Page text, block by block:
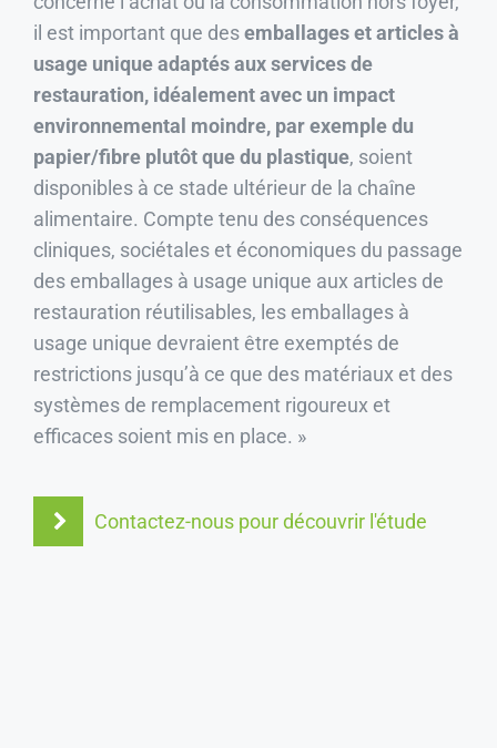
il est important que desemballages et articles à
usage unique adaptés aux services de
restauration, idéalement avec un impact
environnemental moindre, par exemple du
papier/fibre plutôt que du plastique , soient
disponibles à ce stade ultérieur de la chaîne
alimentaire. Compte tenu des conséquences
cliniques, sociétales et économiques du passage
des emballages à usage unique aux articles de
restauration réutilisables, les emballages à
usage unique devraient être exemptés de
restrictions jusqu’à ce que des matériaux et des
systèmes de remplacement rigoureux et
efficaces soient mis en place. »
Contactez-nous pour découvrir l'étude